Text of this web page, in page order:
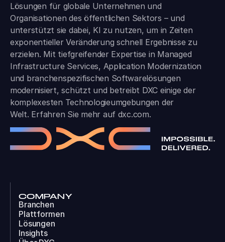
Lösungen für globale Unternehmen und
Organisationen des öffentlichen Sektors – und
unterstützt sie dabei, KI zu nutzen, um in Zeiten
exponentieller Veränderung schnell Ergebnisse zu
erzielen. Mit tiefgreifender Expertise in Managed
Infrastructure Services, Application Modernization
und branchen­spezifischen Softwarelösungen
modernisiert, schützt und betreibt DXC einige der
komplexesten Technologieumgebungen der
Welt. Erfahren Sie mehr auf dxc.com.
COMPANY
Branchen
Plattformen
Lösungen
Insights